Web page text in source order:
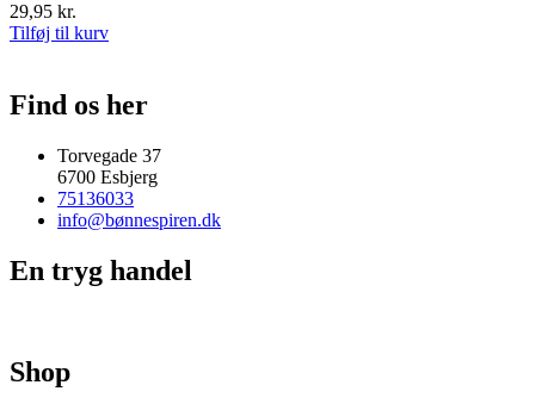
29,95 kr.
Tilføj til kurv
Find os her
Torvegade 37
6700 Esbjerg
75136033
info@bønnespiren.dk
En tryg handel
Shop